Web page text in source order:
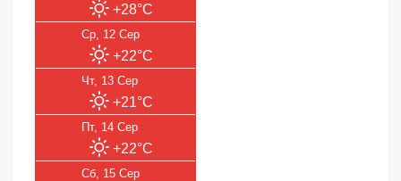
+28°C
Ср, 12 Сер
+22°C
Чт, 13 Сер
+21°C
Пт, 14 Сер
+22°C
Сб, 15 Сер